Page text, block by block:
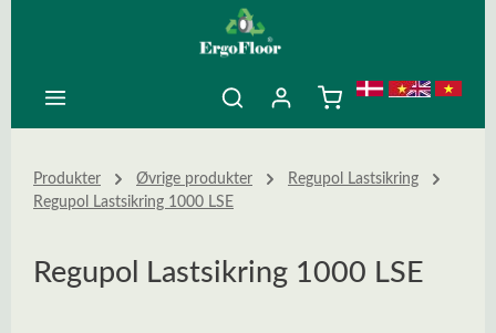
Produkter Øvrige produkter
Regupol Lastsikring
Regupol Lastsikring 1000 LSE
Regupol Lastsikring 1000 LSE